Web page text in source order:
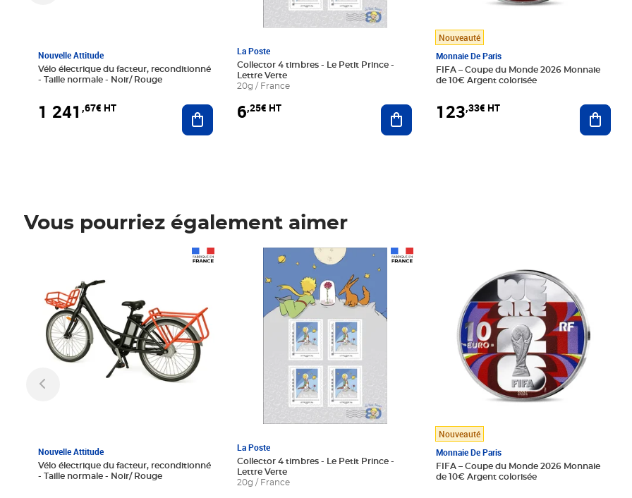
Nouvelle Attitude
Vélo électrique du facteur, reconditionné
- Taille normale - Noir/ Rouge
1 241 ,67€ HT Ajouter au panier
La Poste
Collector 4 timbres - Le Petit Prince -
Lettre Verte
20g / France
6,25€ HT Ajouter au panier
Nouveauté
Monnaie De Paris
FIFA – Coupe du Monde 2026 Monnaie
de 10€ Argent colorisée
123,33€ HT
Vous pourriez également aimer
Nouvelle Attitude
Vélo électrique du facteur, reconditionné
- Taille normale - Noir/ Rouge
La Poste
Collector 4 timbres - Le Petit Prince -
Lettre Verte
20g / France
Prix 6,25€ HT
Nouveauté
Monnaie De Paris
FIFA – Coupe du Monde 2026 Monnaie
de 10€ Argent colorisée